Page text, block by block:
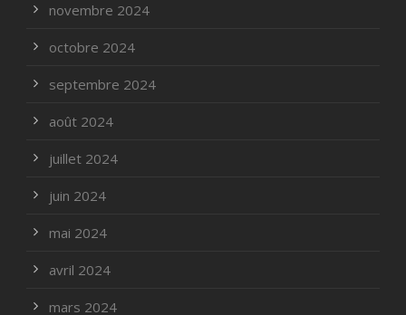
novembre 2024
octobre 2024
septembre 2024
août 2024
juillet 2024
juin 2024
mai 2024
avril 2024
mars 2024